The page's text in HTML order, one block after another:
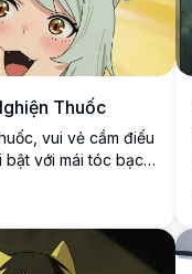
Thuốc
vui vẻ cầm điếu
bật với mái tóc bạc,